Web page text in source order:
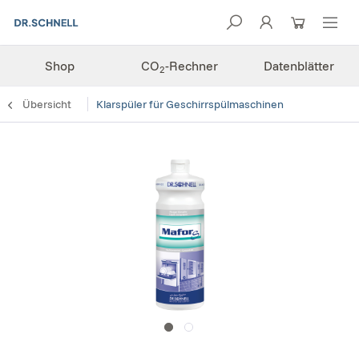
Shop CO2-Rechner Datenblätter
Übersicht Klarspüler für Geschirrspülmaschinen